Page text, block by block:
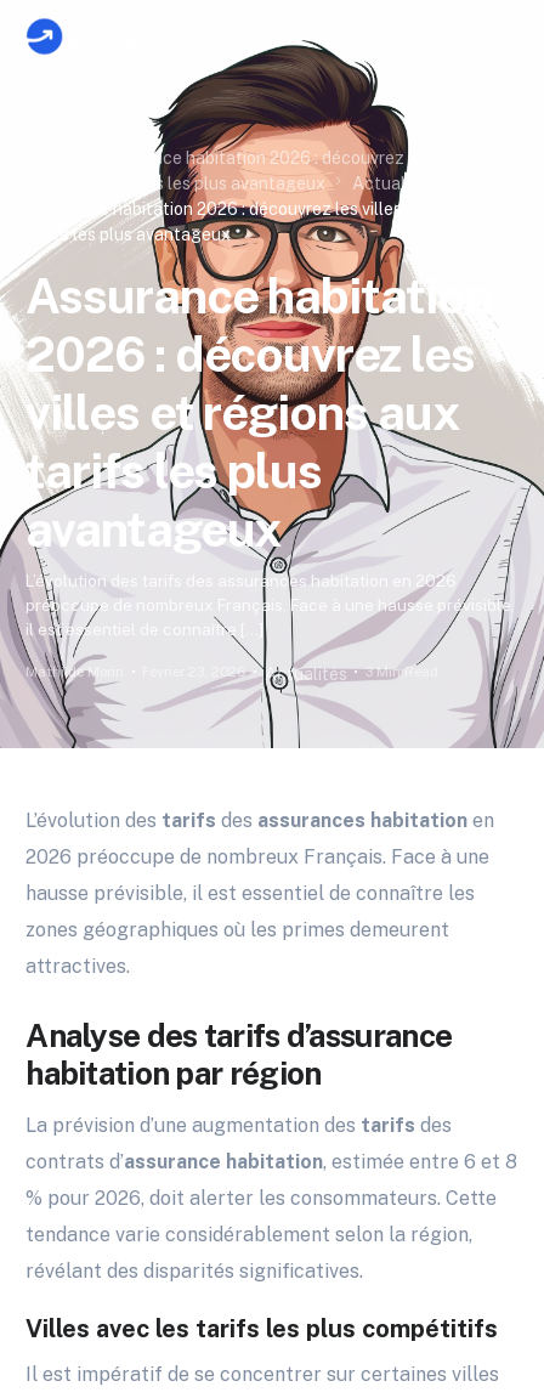
Assurance habitation 2026 : découvrez les villes et
régions aux tarifs les plus avantageux
Actualités
Assurance habitation 2026 : découvrez les villes et régions aux
tarifs les plus avantageux
Assurance habitation
2026 : découvrez les
villes et régions aux
tarifs les plus
avantageux
L’évolution des tarifs des assurances habitation en 2026
préoccupe de nombreux Français. Face à une hausse prévisible,
il est essentiel de connaître […]
Mathilde Morin Février 23, 2026 Actualités 3 Min Read
L’évolution des tarifs des assurances habitation en
2026 préoccupe de nombreux Français. Face à une
hausse prévisible, il est essentiel de connaître les
zones géographiques où les primes demeurent
attractives.
Analyse des tarifs d’assurance
habitation par région
La prévision d’une augmentation des tarifs des
contrats d’assurance habitation, estimée entre 6 et 8
% pour 2026, doit alerter les consommateurs. Cette
tendance varie considérablement selon la région,
révélant des disparités significatives.
Villes avec les tarifs les plus compétitifs
Il est impératif de se concentrer sur certaines villes